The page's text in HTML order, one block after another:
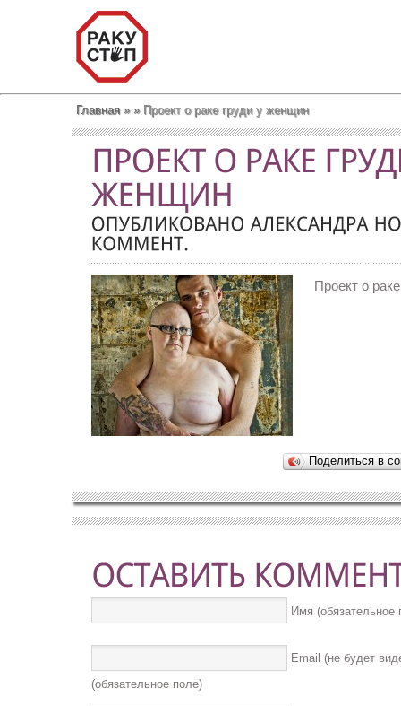
Главная » »Проект о раке груди у женщин
Проект о
Поделиться в
Имя (обязательное
Email (не будет
(обязательное поле)